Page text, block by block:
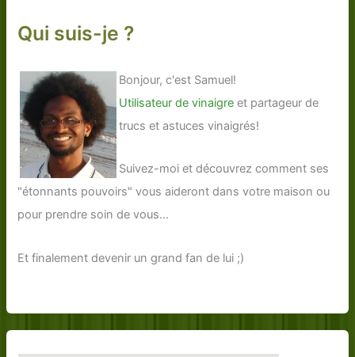
Qui suis-je ?
Bonjour, c'est Samuel!
Utilisateur de vinaigre et partageur de
trucs et astuces vinaigrés!
Suivez-moi et découvrez comment ses
"étonnants pouvoirs" vous aideront dans votre maison ou
pour prendre soin de vous...
Et finalement devenir un grand fan de lui ;)